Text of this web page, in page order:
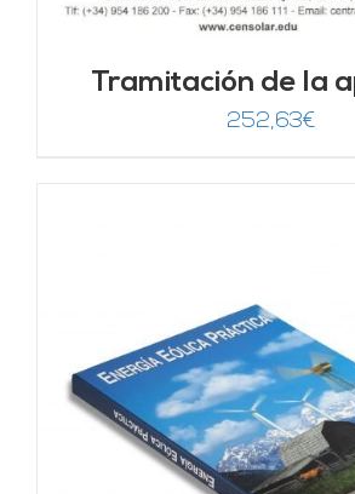
Tramitación de la
252,63€